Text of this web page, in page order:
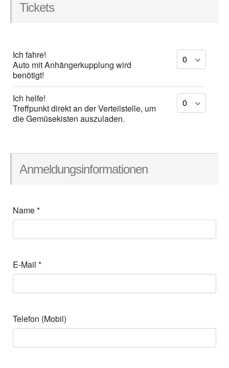
Tickets
Ich fahre!
Auto mit Anhängerkupplung wird
benötigt!
Ich helfe!
Treffpunkt direkt an der Verteilstelle, um
die Gemüsekisten auszuladen.
Anmeldungsinformationen
Name*
E-Mail *
Telefon (Mobil)